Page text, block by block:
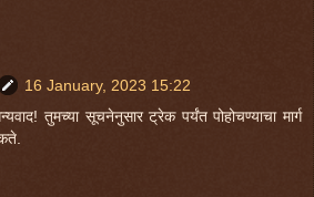
16 January, 2023 15:22
तुमच्या सूचनेनुसार ट्रेक पर्यंत पोहोचण्याचा मार्ग